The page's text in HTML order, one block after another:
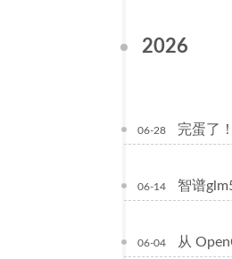
2026
06-28 完蛋了
06-14 智谱
06-04 从